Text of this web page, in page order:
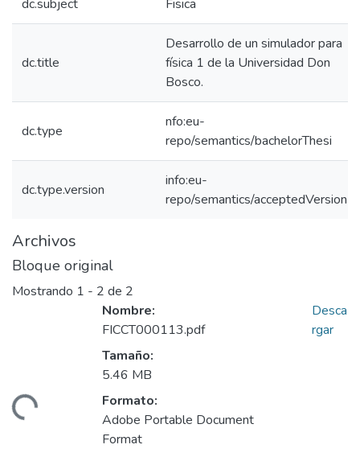
dc.subject Fisica
dc.title
Desarrollo de un simulador para
física 1 de la Universidad Don
Bosco.
dc.type
nfo:eu-
repo/semantics/bachelorThesi
dc.type.version
info:eu-
repo/semantics/acceptedVersion
Archivos
Bloque original
Mostrando 1 - 2 de 2
Nombre:
FICCT000113.pdf
Tamaño:
5.46 MB
Formato:
Adobe Portable Document
Format
Desca
rgar